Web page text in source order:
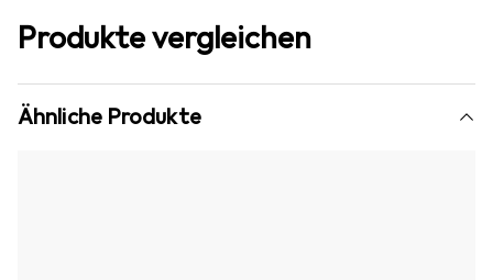
Produkte vergleichen
Ähnliche Produkte